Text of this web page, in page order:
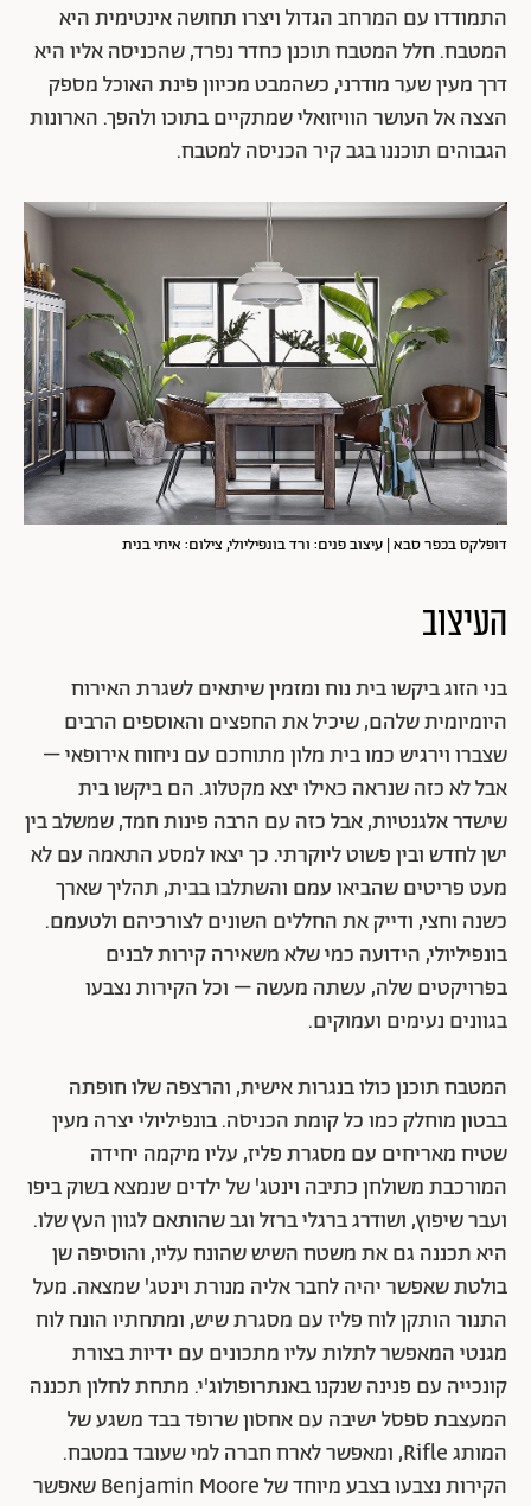
התמודדו עם המרחב הגדול ויצרו תחושה אינטימית היא
המטבח. חלל המטבח תוכנן כחדר נפרד, שהכניסה אליו היא
דרך מעין שער מודרני, כשהמבט מכיוון פינת האוכל מספק
הצצה אל העושר הוויזואלי שמתקיים בתוכו ולהפך. הארונות
הגבוהים תוכננו בגב קיר הכניסה למטבח.
דופלקס בכפר סבא | עיצוב פנים: ורד בונפיליולי, צילום: איתי בנית
העיצוב
בני הזוג ביקשו בית נוח ומזמין שיתאים לשגרת האירוח
היומיומית שלהם, שיכיל את החפצים והאוספים הרבים
שצברו וירגיש כמו בית מלון מתוחכם עם ניחוח אירופאי –
אבל לא כזה שנראה כאילו יצא מקטלוג. הם ביקשו בית
שישדר אלגנטיות, אבל כזה עם הרבה פינות חמד, שמשלב בין
ישן לחדש ובין פשוט ליוקרתי. כך יצאו למסע התאמה עם לא
מעט פריטים שהביאו עמם והשתלבו בבית, תהליך שארך
כשנה וחצי, ודייק את החללים השונים לצורכיהם ולטעמם.
בונפיליולי, הידועה כמי שלא משאירה קירות לבנים
בפרויקטים שלה, עשתה מעשה – וכל הקירות נצבעו
בגוונים נעימים ועמוקים.
המטבח תוכנן כולו בנגרות אישית, והרצפה שלו חופתה
בבטון מוחלק כמו כל קומת הכניסה. בונפיליולי יצרה מעין
שטיח מאריחים עם מסגרת פליז, עליו מיקמה יחידה
המורכבת משולחן כתיבה וינטג' של ילדים שנמצא בשוק ביפו
ועבר שיפוץ, ושודרג ברגלי ברזל וגב שהותאם לגוון העץ שלו.
היא תכננה גם את משטח השיש שהונח עליו, והוסיפה שן
בולטת שאפשר יהיה לחבר אליה מנורת וינטג' שמצאה. מעל
התנור הותקן לוח פליז עם מסגרת שיש, ומתחתיו הונח לוח
מגנטי המאפשר לתלות עליו מתכונים עם ידיות בצורת
קונכייה עם פנינה שנקנו באנתרופולוג'י. מתחת לחלון תכננה
המעצבת ספסל ישיבה עם אחסון שרופד בבד משגע של
המותג Rifle, ומאפשר לארח חברה למי שעובד במטבח.
הקירות נצבעו בצבע מיוחד של Benjamin Moore שאפשר